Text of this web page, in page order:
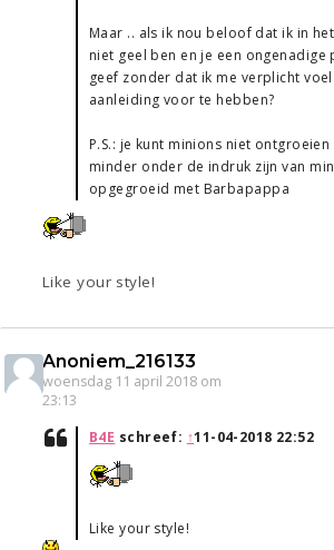
Maar .. als ik nou beloof dat ik in
niet geel ben en je een ongenadige
geef zonder dat ik me verplicht
aanleiding voor te hebben?
P.S.: je kunt minions niet
minder onder de indruk zijn van
opgegroeid met Barbapappa
Like your style!
Anoniem_216133
woensdag 11 april 2018 om
23:13
B4E schreef: ↑11-04-2018 22:52
Like your style!